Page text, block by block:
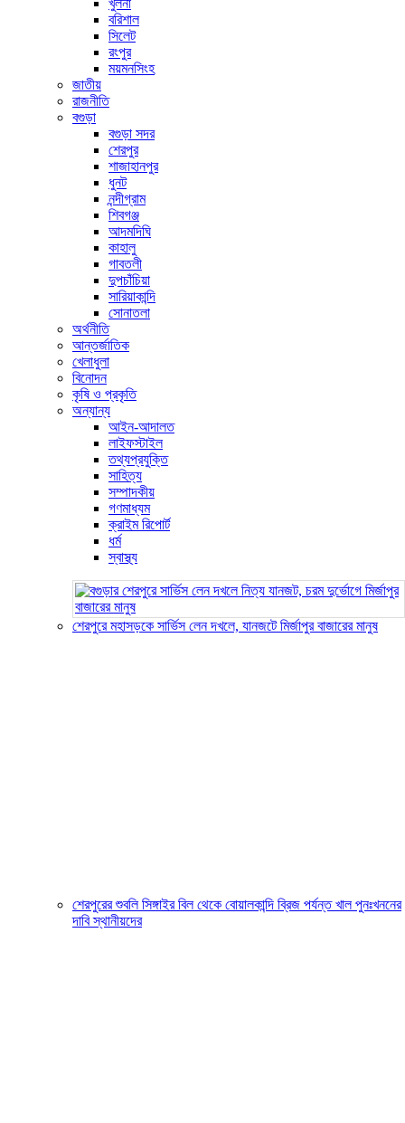
খুলনা
বরিশাল
সিলেট
রংপুর
ময়মনসিংহ
জাতীয়
রাজনীতি
বগুড়া
বগুড়া সদর
শেরপুর
শাজাহানপুর
ধুনট
নন্দীগ্রাম
শিবগঞ্জ
আদমদিঘি
কাহালু
গাবতলী
দুপচাঁচিয়া
সারিয়াকান্দি
সোনাতলা
অর্থনীতি
আন্তর্জাতিক
খেলাধুলা
বিনোদন
কৃষি ও প্রকৃতি
অন্যান্য
আইন-আদালত
লাইফস্টাইল
তথ্যপ্রযুক্তি
সাহিত্য
সম্পাদকীয়
গণমাধ্যম
ক্রাইম রিপোর্ট
ধর্ম
স্বাস্থ্য
শেরপুরে মহাসড়কে সার্ভিস লেন দখলে, যানজটে মির্জাপুর বাজারের মানুষ
শেরপুরের শুবলি সিঙ্গাইর বিল থেকে বোয়ালকান্দি ব্রিজ পর্যন্ত খাল পুনঃখননের
দাবি স্থানীয়দের